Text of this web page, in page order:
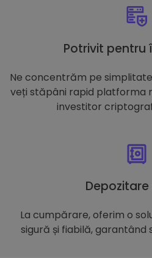
Potrivit pentru
Ne concentrăm pe
veți stăpâni rapid platforma
investitor
La cumpărare, oferim o
sigură și fiabilă, garantând